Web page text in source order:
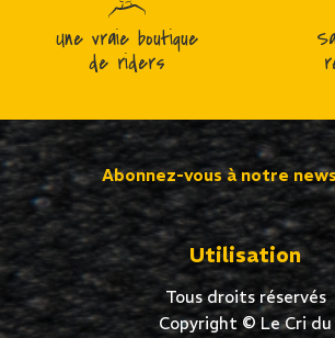
Une vraie boutique
de riders
Abonnez-vous à notre
Utilisation
Tous droits réservés
Copyright © Le Cri du